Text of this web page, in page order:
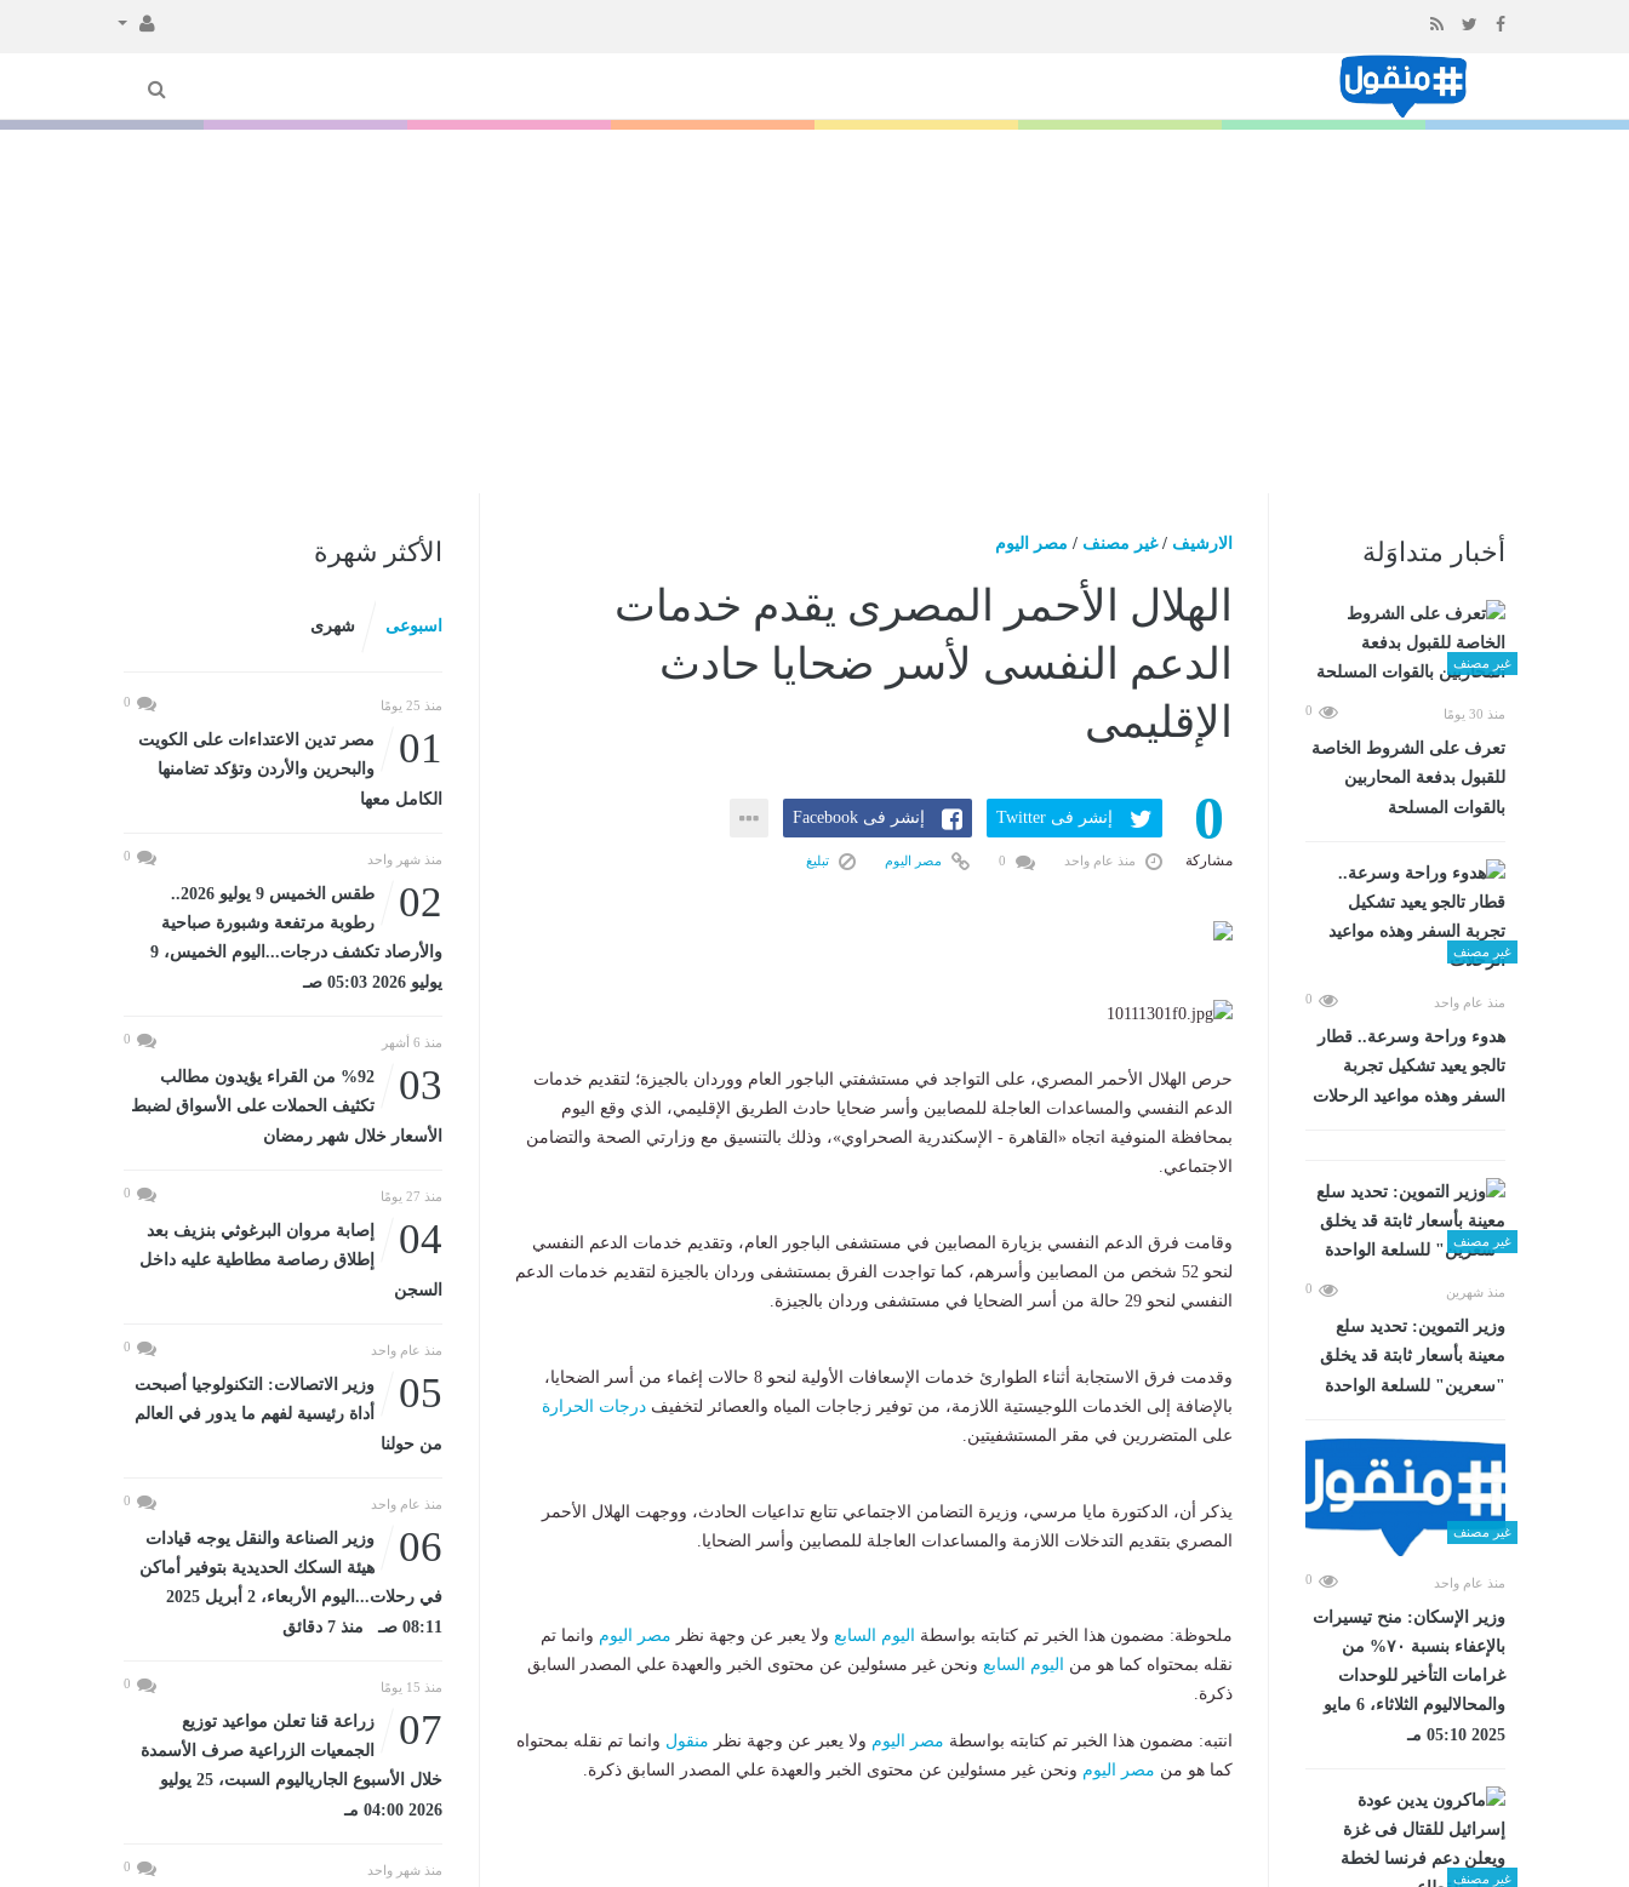
المحتوى
أخبار متداوَلة
غير مصنف
منذ 30 يومًا 0
تعرف على الشروط الخاصة
للقبول بدفعة المحاربين
بالقوات المسلحة
غير مصنف
منذ عام واحد 0
هدوء وراحة وسرعة.. قطار
تالجو يعيد تشكيل تجربة
السفر وهذه مواعيد الرحلات
غير مصنف
منذ شهرين 0
وزير التموين: تحديد سلع
معينة بأسعار ثابتة قد يخلق
"سعرين" للسلعة الواحدة
غير مصنف
منذ عام واحد 0
وزير الإسكان: منح تيسيرات
بالإعفاء بنسبة ٧٠% من
غرامات التأخير للوحدات
والمحالاليوم الثلاثاء، 6 مايو
2025 05:10 مـ
غير مصنف
الارشيف /غير مصنف / مصر اليوم
الهلال الأحمر المصرى يقدم خدمات
الدعم النفسى لأسر ضحايا حادث
الإقليمى
0
مشاركة
إنشر فى Twitter إنشر فى Facebook
منذ عام واحد مصر اليوم تبليغ
حرص الهلال الأحمر المصري، على التواجد في مستشفتي الباجور العام ووردان بالجيزة؛ لتقديم خدمات
الدعم النفسي والمساعدات العاجلة للمصابين وأسر ضحايا حادث الطريق الإقليمي، الذي وقع اليوم
بمحافظة المنوفية اتجاه «القاهرة - الإسكندرية الصحراوي»، وذلك بالتنسيق مع وزارتي الصحة والتضامن
الاجتماعي.
وقامت فرق الدعم النفسي بزيارة المصابين في مستشفى الباجور العام، وتقديم خدمات الدعم النفسي
لنحو 52 شخص من المصابين وأسرهم، كما تواجدت الفرق بمستشفى وردان بالجيزة لتقديم خدمات الدعم
النفسي لنحو 29 حالة من أسر الضحايا في مستشفى وردان بالجيزة.
وقدمت فرق الاستجابة أثناء الطوارئ خدمات الإسعافات الأولية لنحو 8 حالات إغماء من أسر الضحايا،
بالإضافة إلى الخدمات اللوجيستية اللازمة، من توفير زجاجات المياه والعصائر لتخفيف درجات الحرارة
على المتضررين في مقر المستشفيتين.
يذكر أن، الدكتورة مايا مرسي، وزيرة التضامن الاجتماعي تتابع تداعيات الحادث، ووجهت الهلال الأحمر
المصري بتقديم التدخلات اللازمة والمساعدات العاجلة للمصابين وأسر الضحايا.
ملحوظة: مضمون هذا الخبر تم كتابته بواسطة اليوم السابع ولا يعبر عن وجهة نظر مصر اليوم وانما تم
نقله بمحتواه كما هو من
اليوم السابع ونحن غير مسئولين عن محتوى الخبر والعهدة علي المصدر السابق
ذكرة.
انتبه: مضمون هذا الخبر تم كتابته بواسطة مصر اليوم ولا يعبر عن وجهة نظر منقول وانما تم نقله بمحتواه
كما هو من مصر اليوم ونحن غير مسئولين عن محتوى الخبر والعهدة علي المصدر السابق ذكرة.
الأكثر شهرة
اسبوعى شهرى
منذ 25 يومًا 0
01
مصر تدين الاعتداءات على الكويت
والبحرين والأردن وتؤكد تضامنها
الكامل معها
منذ شهر واحد 0
02
طقس الخميس 9 يوليو 2026..
رطوبة مرتفعة وشبورة صباحية
والأرصاد تكشف درجات...اليوم الخميس، 9
يوليو 2026 05:03 صـ
منذ 6 أشهر 0
03
%92 من القراء يؤيدون مطالب
تكثيف الحملات على الأسواق لضبط
الأسعار خلال شهر رمضان
منذ 27 يومًا 0
04
إصابة مروان البرغوثي بنزيف بعد
إطلاق رصاصة مطاطية عليه داخل
السجن
منذ عام واحد 0
05
وزير الاتصالات: التكنولوجيا أصبحت
أداة رئيسية لفهم ما يدور في العالم
من حولنا
منذ عام واحد 0
06
وزير الصناعة والنقل يوجه قيادات
هيئة السكك الحديدية بتوفير أماكن
في رحلات...اليوم الأربعاء، 2 أبريل 2025
08:11 صـ منذ 7 دقائق
منذ 15 يومًا 0
07
زراعة قنا تعلن مواعيد توزيع
الجمعيات الزراعية صرف الأسمدة
خلال الأسبوع الجارياليوم السبت، 25 يوليو
2026 04:00 مـ
منذ شهر واحد 0